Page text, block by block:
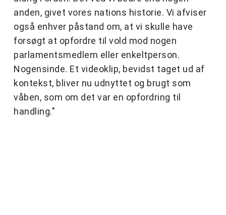
anden, givet vores nations historie. Vi afviser
også enhver påstand om, at vi skulle have
forsøgt at opfordre til vold mod nogen
parlamentsmedlem eller enkeltperson.
Nogensinde. Et videoklip, bevidst taget ud af
kontekst, bliver nu udnyttet og brugt som
våben, som om det var en opfordring til
handling."